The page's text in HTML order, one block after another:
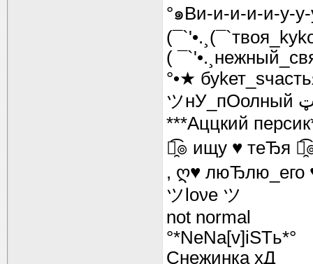
°๑Ви-и-и-и-и-у-
(
°•★
***Аццкий
๏̯͡๏ ищу ♥ теЂя ๏̯͡
, ღ♥ люЂлю_его
ツloνe ツ
not normal
°*NeNa[v]iSTь*°
Снежинка хД